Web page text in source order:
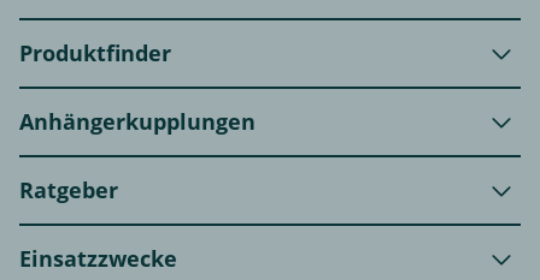
Produktfinder
Anhängerkupplungen
Ratgeber
Einsatzzwecke